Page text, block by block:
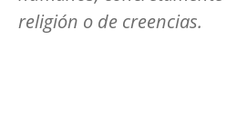
religión o de creencias.